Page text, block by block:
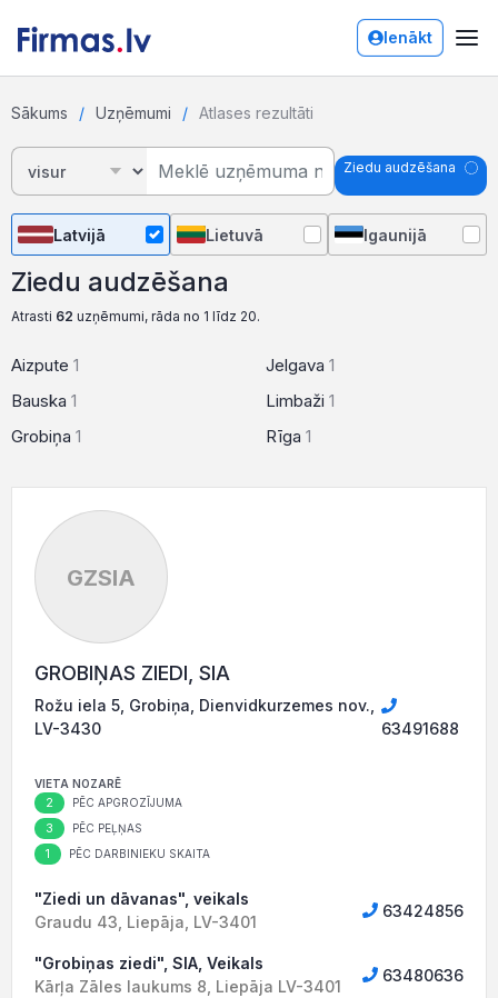
Ienākt
Sākums Uzņēmumi Atlases rezultāti
Ziedu audzēšana
Latvijā Lietuvā Igaunijā
Ziedu audzēšana
Atrasti 62 uzņēmumi, rāda no 1 līdz 20.
Aizpute 1
Bauska 1
Grobiņa 1
Jelgava 1
Limbaži 1
Rīga 1
GZSIA
GROBIŅAS ZIEDI, SIA
Rožu iela 5, Grobiņa, Dienvidkurzemes nov.,
LV-3430
63491688
VIETA NOZARĒ
2 PĒC APGROZĪJUMA
3 PĒC PEĻŅAS
1 PĒC DARBINIEKU SKAITA
"Ziedi un dāvanas", veikals
Graudu 43, Liepāja, LV-3401
63424856
"Grobiņas ziedi", SIA, Veikals
Kārļa Zāles laukums 8, Liepāja LV-3401
63480636